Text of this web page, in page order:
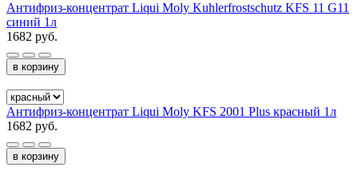
Антифриз-концентрат Liqui Moly Kuhlerfrostschutz KFS 11 G11
синий 1л
1682 руб.
в корзину
Антифриз-концентрат Liqui Moly KFS 2001 Plus красный 1л
1682 руб.
в корзину